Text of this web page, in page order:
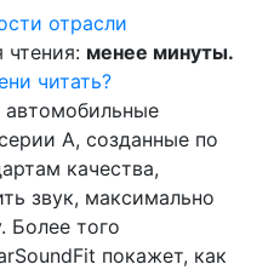
отрасли
чтения: менее минуты.
читать?
автомобильные
A, созданные по
качества,
звук, максимально
Более того
покажет, как